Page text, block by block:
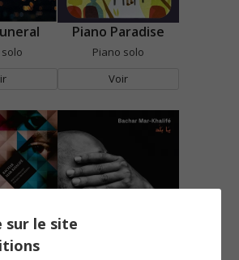
Piano Paradise
Piano solo
Voir
sur le site